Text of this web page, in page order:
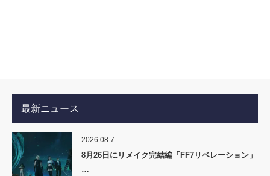
最新ニュース
2026.08.7
8月26日にリメイク完結編「FF7リベレーション」
…